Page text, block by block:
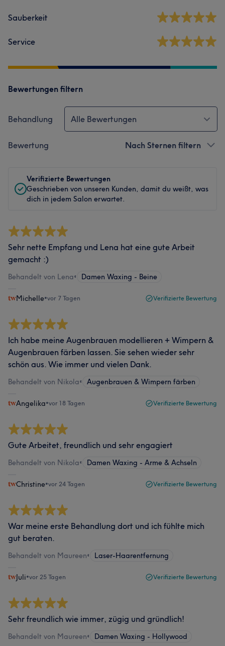
Sauberkeit
Service
Bewertungen filtern
Behandlung Alle Bewertungen
Bewertung Nach Sternen filtern
Verifizierte Bewertungen
Geschrieben von unseren Kunden, damit du weißt, was
dich in jedem Salon erwartet.
Sehr nette Empfang und Lena hat eine gute Arbeit
gemacht :)
Behandelt von Lena• Damen Waxing - Beine
Michelle•vor 7 Tagen Verifizierte Bewertung
Ich habe meine Augenbrauen modellieren + Wimpern &
Augenbrauen färben lassen. Sie sehen wieder sehr
schön aus. Wie immer und vielen Dank.
Behandelt von Nikola• Augenbrauen & Wimpern färben
Angelika•vor 18 Tagen Verifizierte Bewertung
Gute Arbeitet, freundlich und sehr engagiert
Behandelt von Nikola• Damen Waxing - Arme & Achseln
Christine•vor 24 Tagen Verifizierte Bewertung
War meine erste Behandlung dort und ich fühlte mich
gut beraten.
Behandelt von Maureen• Laser-Haarentfernung
Juli•vor 25 Tagen Verifizierte Bewertung
Sehr freundlich wie immer, zügig und gründlich!
Behandelt von Maureen• Damen Waxing - Hollywood